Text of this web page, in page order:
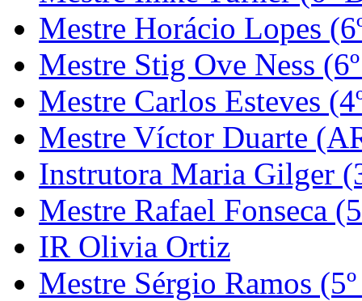
Mestre Horácio Lopes
Mestre Stig Ove Ness
Mestre Carlos Esteves
Mestre Víctor Duarte
Instrutora Maria Gilger
Mestre Rafael Fonseca
IR Olivia Ortiz
Mestre Sérgio Ramos